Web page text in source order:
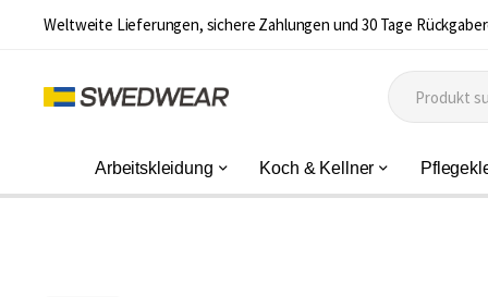
Weltweite Lieferungen, sichere Zahlungen und 30 Tage
Arbeitskleidung Koch & Kellner